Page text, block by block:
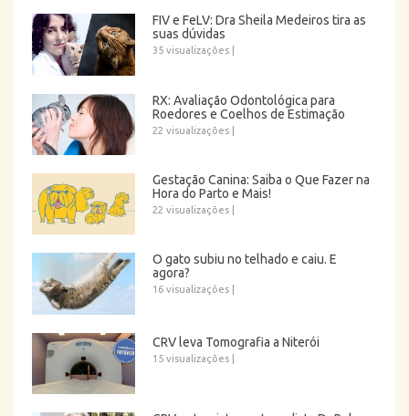
FIV e FeLV: Dra Sheila Medeiros tira as
suas dúvidas
35 visualizações
RX: Avaliação Odontológica para
Roedores e Coelhos de Estimação
22 visualizações
Gestação Canina: Saiba o Que Fazer na
Hora do Parto e Mais!
22 visualizações
O gato subiu no telhado e caiu. E
agora?
16 visualizações
CRV leva Tomografia a Niterói
15 visualizações